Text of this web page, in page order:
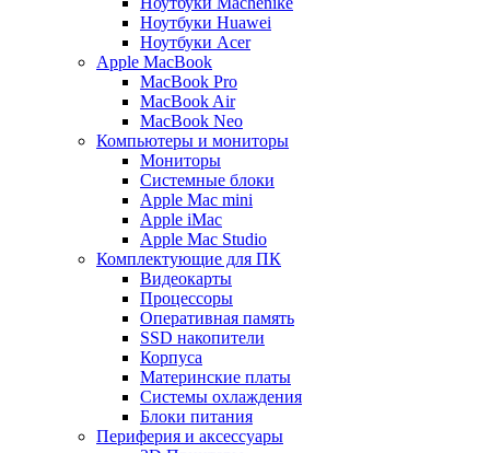
Ноутбуки Huawei
Ноутбуки Acer
Apple MacBook
MacBook Pro
MacBook Air
MacBook Neo
Компьютеры и мониторы
Мониторы
Системные блоки
Apple Mac mini
Apple iMac
Apple Mac Studio
Комплектующие для ПК
Видеокарты
Процессоры
Оперативная память
SSD накопители
Корпуса
Материнские платы
Системы охлаждения
Блоки питания
Периферия и аксессуары